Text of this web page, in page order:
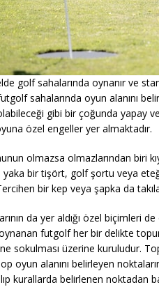
golf sahalarında oynanır ve
sahalarında oyun alanını
gibi bir çoğunda yapay
özel engeller yer almaktadır.
olmazsa olmazlarından biri
bir tişört, golf şortu veya
bir kep veya şapka da
da yer aldığı özel biçimleri
futgolf her bir delikte
sokulması üzerine kuruludur.
oyun alanını belirleyen
kurallarda belirlenen noktadan